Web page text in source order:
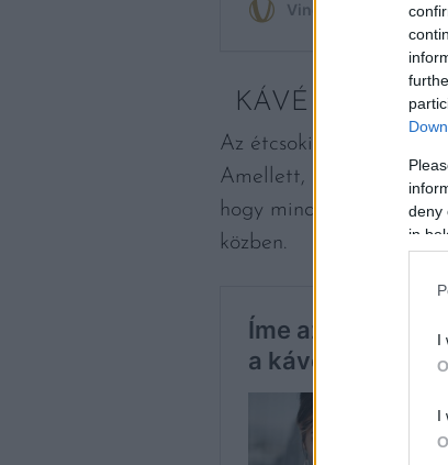
deny
in
I
I
KÁVÉ
Az étcsokihoz
Amellett, hogy
hogy mindezt hogyan?
közben.